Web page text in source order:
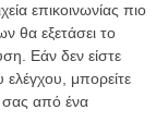
επικοινωνίας πιο
θα εξετάσει το
Εάν δεν είστε
ελέγχου, μπορείτε
σας από ένα